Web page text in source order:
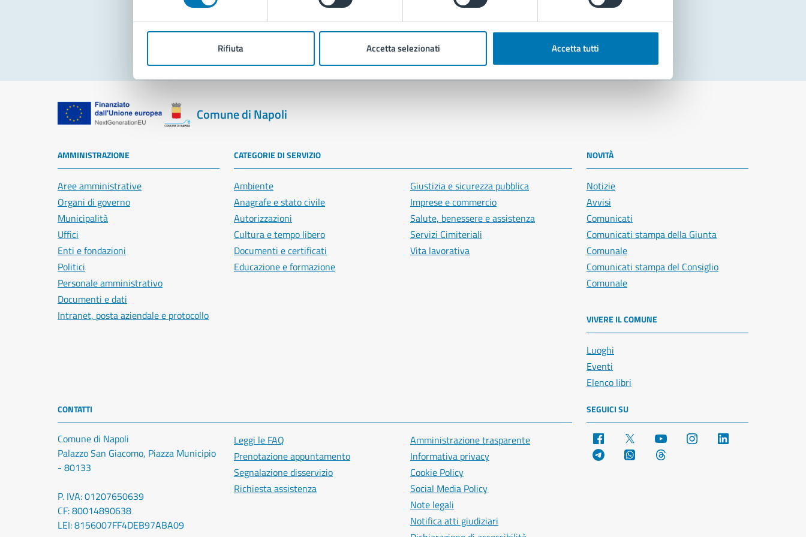
Rifiuta Accetta selezionati Accetta tutti
Segnala disservizio
Comune di Napoli
AMMINISTRAZIONE
Aree amministrative
Organi di governo
Municipalità
Uffici
Enti e fondazioni
Politici
Personale amministrativo
Documenti e dati
Intranet, posta aziendale e protocollo
CATEGORIE DI SERVIZIO
Ambiente
Anagrafe e stato civile
Autorizzazioni
Cultura e tempo libero
Documenti e certificati
Educazione e formazione
Giustizia e sicurezza pubblica
Imprese e commercio
Salute, benessere e assistenza
Servizi Cimiteriali
Vita lavorativa
NOVITÀ
Notizie
Avvisi
Comunicati
Comunicati stampa della Giunta
Comunale
Comunicati stampa del Consiglio
Comunale
VIVERE IL COMUNE
Luoghi
Eventi
Elenco libri
CONTATTI
Comune di Napoli
Palazzo San Giacomo, Piazza Municipio
- 80133
P. IVA: 01207650639
CF: 80014890638
LEI: 8156007FF4DEB97ABA09
Leggi le FAQ
Prenotazione appuntamento
Segnalazione disservizio
Richiesta assistenza
Amministrazione trasparente
Informativa privacy
Cookie Policy
Social Media Policy
Note legali
Notifica atti giudiziari
SEGUICI SU
Facebook YouTube Instagram
Telegram WhatsApp